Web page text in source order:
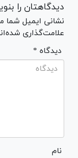
دیدگاهتان را
نشانی ایمیل شما
علامت‌گذاری
* دیدگاه
نام